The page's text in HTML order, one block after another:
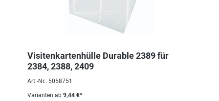
Visitenkartenhülle Durable 2389 für
2384, 2388, 2409
Art.-Nr.: 5058751
Varianten ab 9,44 €*